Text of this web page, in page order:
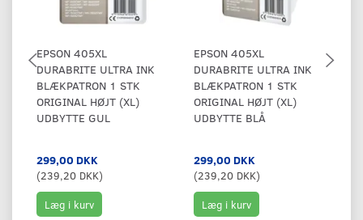
EPSON 405XL
DURABRITE ULTRA INK
BLÆKPATRON 1 STK
ORIGINAL HØJT (XL)
UDBYTTE GUL
299,00 DKK
(239,20 DKK)
Læg i kurv
EPSON 405XL
DURABRITE ULTRA INK
BLÆKPATRON 1 STK
ORIGINAL HØJT (XL)
UDBYTTE BLÅ
299,00 DKK
(239,20 DKK)
Læg i kurv